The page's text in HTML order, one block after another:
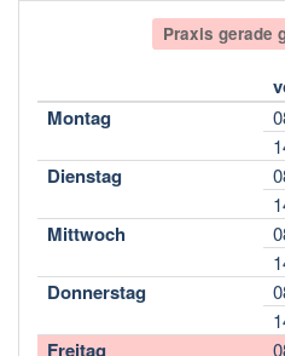
Praxis gerade
Montag
Dienstag
Mittwoch
Donnerstag
Freitag